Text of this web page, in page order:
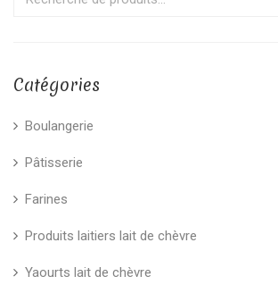
Catégories
Boulangerie
Pâtisserie
Farines
Produits laitiers lait de chèvre
Yaourts lait de chèvre